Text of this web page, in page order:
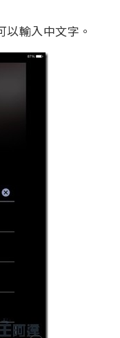
輸入中文字。